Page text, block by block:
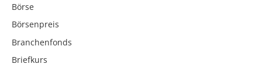
Börse
Börsenpreis
Branchenfonds
Briefkurs